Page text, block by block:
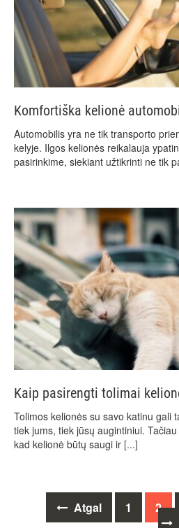
Komfortiška kelionė
Automobilis yra ne tik transporto
kelyje. Ilgos kelionės reikalauja
pasirinkime, siekiant užtikrinti ne tik
Kaip pasirengti tolimai
Tolimos kelionės su savo katinu gali
tiek jums, tiek jūsų augintiniui.
kad kelionė būtų saugi ir [...]
navigation
Atgal 1 2